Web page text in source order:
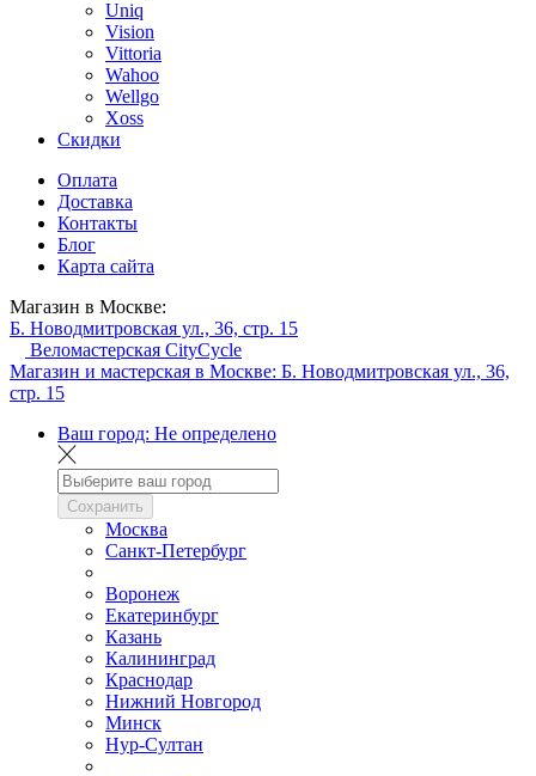
Uniq
Vision
Vittoria
Wahoo
Wellgo
Xoss
Скидки
Оплата
Доставка
Контакты
Блог
Карта сайта
Магазин в Москве:
Б. Новодмитровская ул., 36, стр. 15
Веломастерская CityCycle
Магазин и мастерская в Москве: Б. Новодмитровская ул., 36,
стр. 15
Ваш город: Не определено
Сохранить
Москва
Санкт-Петербург
Воронеж
Екатеринбург
Казань
Калининград
Краснодар
Нижний Новгород
Минск
Нур-Султан